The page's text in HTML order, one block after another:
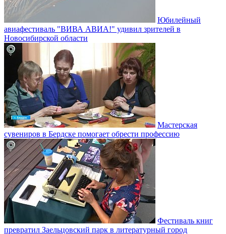
Юбилейный
авиафестиваль "ВИВА АВИА!" удивил зрителей в
Новосибирской области
Мастерская
сувениров в Бердске помогает обрести профессию
Фестиваль книг
превратил Заельцовский парк в литературный город